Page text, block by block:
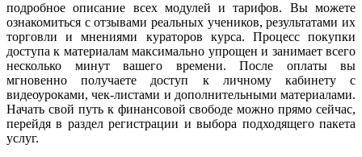
подробное описание всех модулей и тарифов. Вы можете
ознакомиться с отзывами реальных учеников, результатами их
торговли и мнениями кураторов курса. Процесс покупки
доступа к материалам максимально упрощен и занимает всего
несколько минут вашего времени. После оплаты вы
мгновенно получаете доступ к личному кабинету с
видеоуроками, чек-листами и дополнительными материалами.
Начать свой путь к финансовой свободе можно прямо сейчас,
перейдя в раздел регистрации и выбора подходящего пакета
услуг.